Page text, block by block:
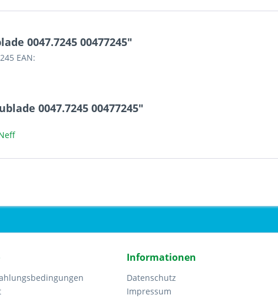
0047.7245 00477245"
EAN:
0047.7245 00477245"
Informationen
Datenschutz
Impressum